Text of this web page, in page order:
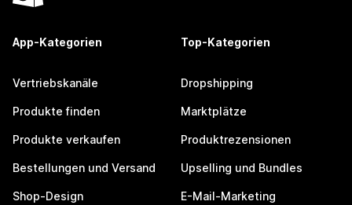
App-Kategorien
Vertriebskanäle
Produkte finden
Produkte verkaufen
Bestellungen und Versand
Shop-Design
Top-Kategorien
Dropshipping
Marktplätze
Produktrezensionen
Upselling und Bundles
E-Mail-Marketing